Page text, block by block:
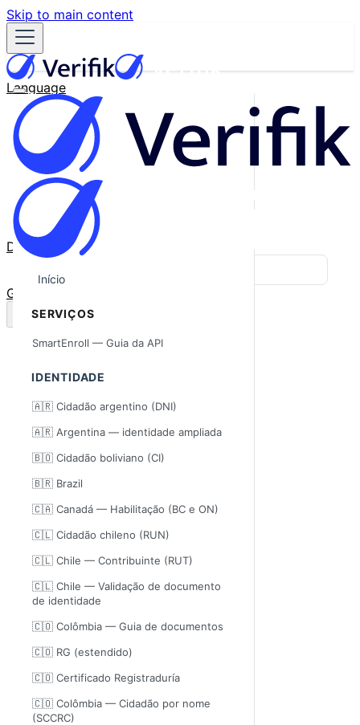
Skip to main content
Language
English
Español
Français
Português
한국어
日本語
中文
Docs
GitHub
Início
SERVIÇOS
SmartEnroll — Guia da API
IDENTIDADE
🇦🇷 Cidadão argentino (DNI)
🇦🇷 Argentina — identidade ampliada
🇧🇴 Cidadão boliviano (CI)
🇧🇷 Brazil
🇨🇦 Canadá — Habilitação (BC e ON)
🇨🇱 Cidadão chileno (RUN)
🇨🇱 Chile — Contribuinte (RUT)
🇨🇱 Chile — Validação de documento
de identidade
🇨🇴 Colômbia — Guia de documentos
🇨🇴 RG (estendido)
🇨🇴 Certificado Registraduría
🇨🇴 Colômbia — Cidadão por nome
(SCCRC)